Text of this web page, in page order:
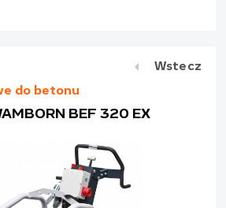
do betonu
BEF 320 EX
Wstecz